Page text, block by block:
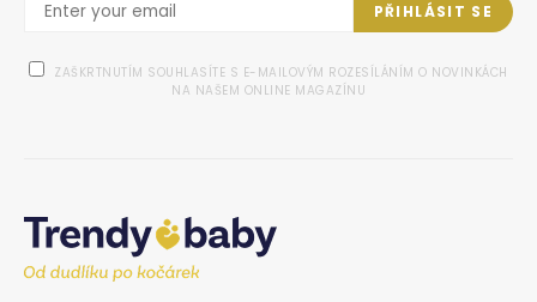
PŘIHLÁSIT SE
ZAŠKRTNUTÍM SOUHLASÍTE S E-MAILOVÝM ROZESÍLÁNÍM O NOVINKÁCH
NA NAŠEM ONLINE MAGAZÍNU